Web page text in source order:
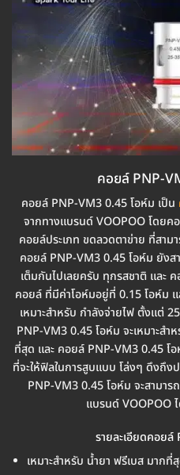
คอยล์ PNP-
คอยล์ PNP-VM3 0.45 โอห์ม เป็น
จากทางแบรนด์ VOOPOO โดยค
คอยล์ประเภท ขดลวดตาข่าย ที่สาม
คอยล์ PNP-VM3 0.45 โอห์ม ยังส
เต็มกันไปเลยครับ ทุกรสชาติ และ
คอยล์ ที่มีค่าโอห์มอยู่ที่ 0.15 โอห์ม
เหมาะสำหรับ กำลังจ่ายไฟ ตั้งแต่
PNP-VM3 0.45 โอห์ม จะเหมาะส
ที่สุด และ คอยล์ PNP-VM3 0.45 โ
ที่จะให้ฟิลในการสูบแบบ โล่งๆ ดึงถึ
PNP-VM3 0.45 โอห์ม จะสามา
แบรนด์ VOOPOO
รายละเอียดคอยล์
เหมาะสำหรับ น้ำยา ฟรีเบส มากที่